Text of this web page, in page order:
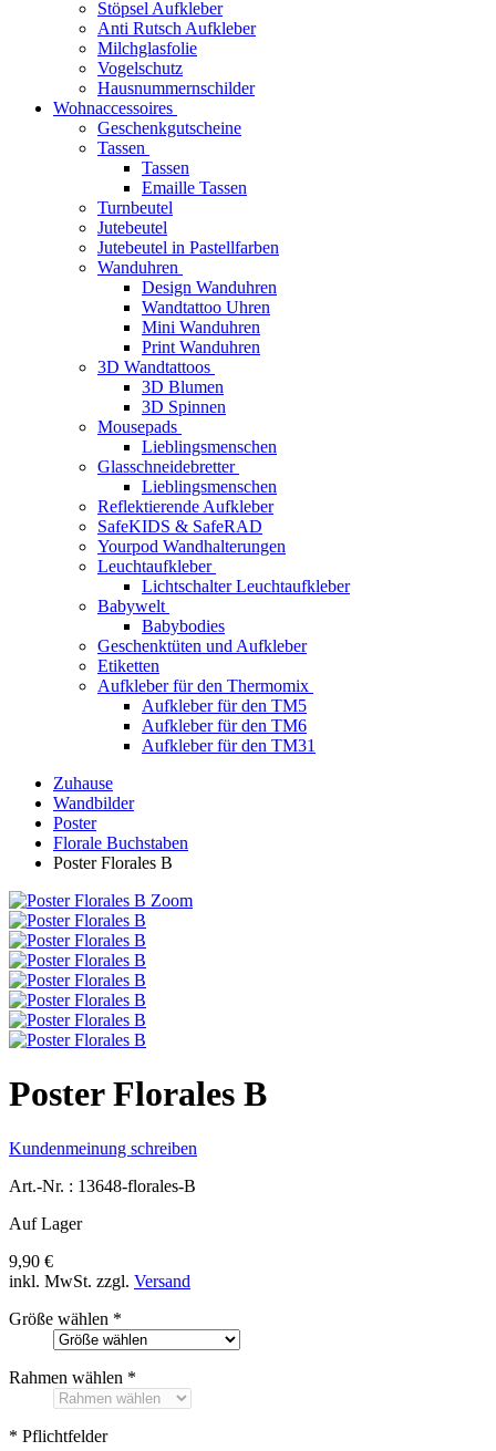
Stöpsel Aufkleber
Anti Rutsch Aufkleber
Milchglasfolie
Vogelschutz
Hausnummernschilder
Wohnaccessoires
Geschenkgutscheine
Tassen
Tassen
Emaille Tassen
Turnbeutel
Jutebeutel
Jutebeutel in Pastellfarben
Wanduhren
Design Wanduhren
Wandtattoo Uhren
Mini Wanduhren
Print Wanduhren
3D Wandtattoos
3D Blumen
3D Spinnen
Mousepads
Lieblingsmenschen
Glasschneidebretter
Lieblingsmenschen
Reflektierende Aufkleber
SafeKIDS & SafeRAD
Yourpod Wandhalterungen
Leuchtaufkleber
Lichtschalter Leuchtaufkleber
Babywelt
Babybodies
Geschenktüten und Aufkleber
Etiketten
Aufkleber für den Thermomix
Aufkleber für den TM5
Aufkleber für den TM6
Aufkleber für den TM31
Zuhause
Wandbilder
Poster
Florale Buchstaben
Poster Florales B
Zoom
Poster Florales B
Kundenmeinung schreiben
Art.-Nr. : 13648-florales-B
Auf Lager
9,90 €
inkl. MwSt. zzgl. Versand
Größe wählen *
Rahmen wählen *
* Pflichtfelder